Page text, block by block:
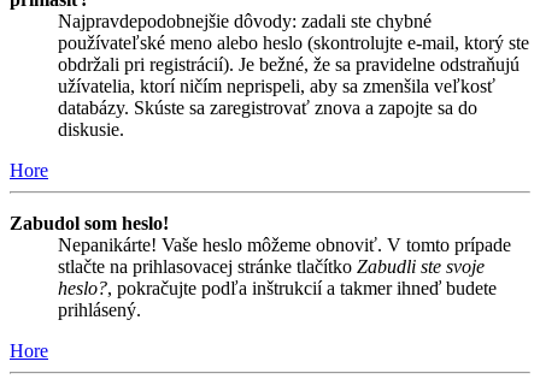
Najpravdepodobnejšie dôvody: zadali ste chybné
používateľské meno alebo heslo (skontrolujte e-mail, ktorý ste
obdržali pri registrácií). Je bežné, že sa pravidelne odstraňujú
užívatelia, ktorí ničím neprispeli, aby sa zmenšila veľkosť
databázy. Skúste sa zaregistrovať znova a zapojte sa do
diskusie.
Hore
Zabudol som heslo!
Nepanikárte! Vaše heslo môžeme obnoviť. V tomto prípade
stlačte na prihlasovacej stránke tlačítko Zabudli ste svoje
heslo?, pokračujte podľa inštrukcií a takmer ihneď budete
prihlásený.
Hore